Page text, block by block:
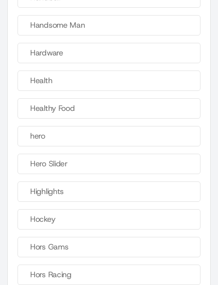
Handsome Man
Hardware
Health
Healthy Food
hero
Hero Slider
Highlights
Hockey
Hors Gams
Hors Racing